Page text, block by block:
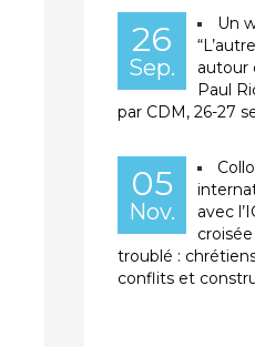
26
Sep.
Un
autour
Paul
par CDM, 26-27
05
Nov.
avec
troublé :
conflits et